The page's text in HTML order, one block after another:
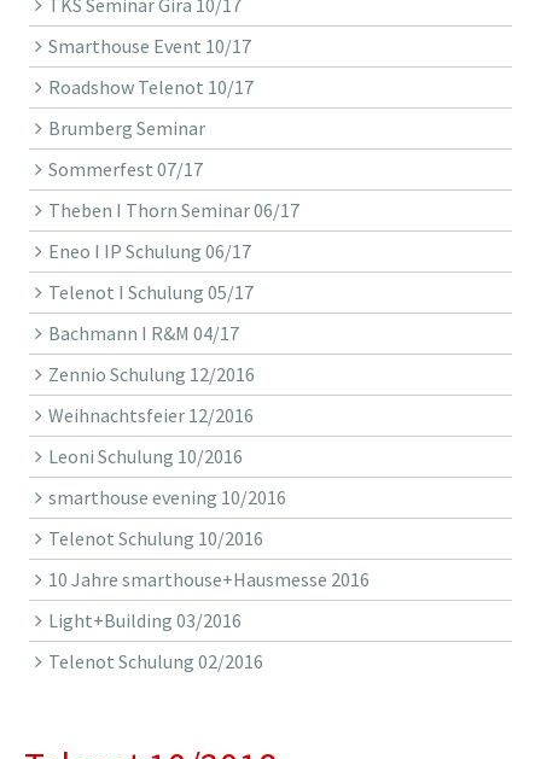
TKS Seminar Gira 10/17
Smarthouse Event 10/17
Roadshow Telenot 10/17
Brumberg Seminar
Sommerfest 07/17
Theben I Thorn Seminar 06/17
Eneo I IP Schulung 06/17
Telenot I Schulung 05/17
Bachmann I R&M 04/17
Zennio Schulung 12/2016
Weihnachtsfeier 12/2016
Leoni Schulung 10/2016
smarthouse evening 10/2016
Telenot Schulung 10/2016
10 Jahre smarthouse+Hausmesse 2016
Light+Building 03/2016
Telenot Schulung 02/2016